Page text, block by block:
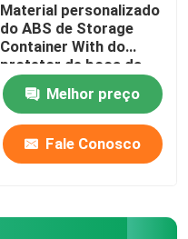
Material personalizado
do ABS de Storage
Container With do
protetor de boca da
dentadura
Melhor preço
Fale Conosco